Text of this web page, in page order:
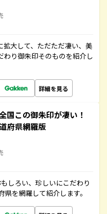
大して、ただただ凄い、美
わり御朱印そのものを紹介し
詳細を見る
国この御朱印が凄い！
府県網羅版
しろい、珍しいにこだわり
を網羅して紹介します。